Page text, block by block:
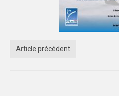
Article précédent